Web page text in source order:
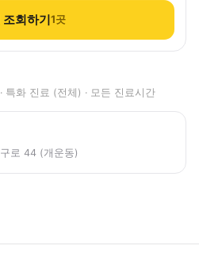
조회하기1곳
특화 진료 (전체) · 모든 진료시간
로 44 (개운동)